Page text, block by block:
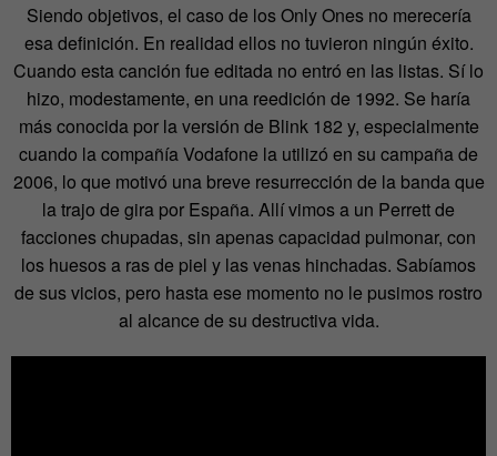
Siendo objetivos, el caso de los Only Ones no merecería
esa definición. En realidad ellos no tuvieron ningún éxito.
Cuando esta canción fue editada no entró en las listas. Sí lo
hizo, modestamente, en una reedición de 1992. Se haría
más conocida por la versión de Blink 182 y, especialmente
cuando la compañía Vodafone la utilizó en su campaña de
2006, lo que motivó una breve resurrección de la banda que
la trajo de gira por España. Allí vimos a un Perrett de
facciones chupadas, sin apenas capacidad pulmonar, con
los huesos a ras de piel y las venas hinchadas. Sabíamos
de sus vicios, pero hasta ese momento no le pusimos rostro
al alcance de su destructiva vida.